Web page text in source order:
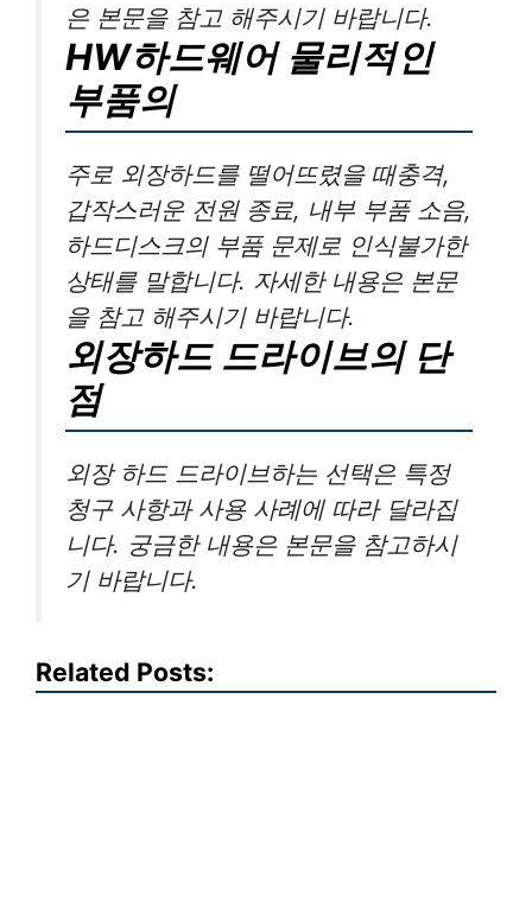
은 본문을 참고 해주시기 바랍니다.
HW하드웨어 물리적인
부품의
주로 외장하드를 떨어뜨렸을 때충격,
갑작스러운 전원 종료, 내부 부품 소음,
하드디스크의 부품 문제로 인식불가한
상태를 말합니다. 자세한 내용은 본문
을 참고 해주시기 바랍니다.
외장하드 드라이브의 단
점
외장 하드 드라이브하는 선택은 특정
청구 사항과 사용 사례에 따라 달라집
니다. 궁금한 내용은 본문을 참고하시
기 바랍니다.
Related Posts: